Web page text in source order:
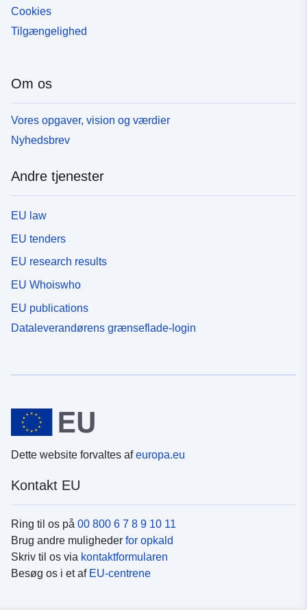
Cookies
Tilgængelighed
Om os
Vores opgaver, vision og værdier
Nyhedsbrev
Andre tjenester
EU law
EU tenders
EU research results
EU Whoiswho
EU publications
Dataleverandørens grænseflade-login
Dette website forvaltes afeuropa.eu
Kontakt EU
Ring til os på 00 800 6 7 8 9 10 11
Brug andre muligheder for opkald
Skriv til os via kontaktformularen
Besøg os i et af EU-centrene